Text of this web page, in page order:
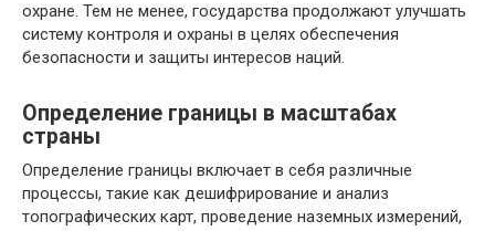
охране. Тем не менее, государства продолжают улучшать
систему контроля и охраны в целях обеспечения
безопасности и защиты интересов наций.
Определение границы в масштабах
страны
Определение границы включает в себя различные
процессы, такие как дешифрирование и анализ
топографических карт, проведение наземных измерений,